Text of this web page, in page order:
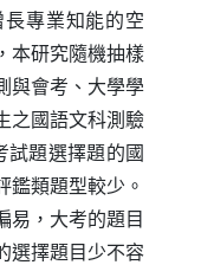
專業知能的空
本研究隨機抽樣
與會考、大學學
之國語文科測驗
試題選擇題的國
鑑類題型較少。
易，大考的題目
選擇題目少不容